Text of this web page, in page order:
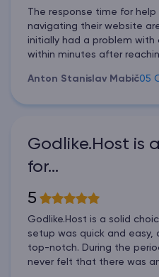
The response time for
navigating their website
initially had a problem with
within minutes after
Anton Stanislav Mabič05
Godlike.Host is
for…
5
Godlike.Host is a solid
setup was quick and easy,
top-notch. During the
never felt that there was